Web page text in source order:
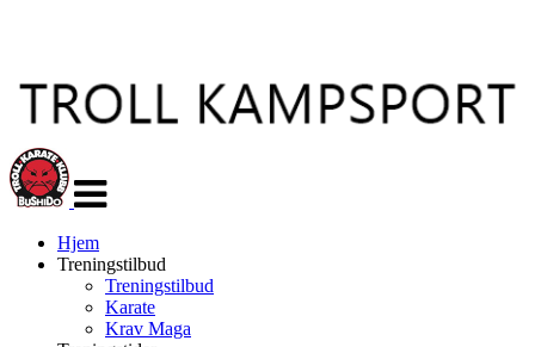
navigasjon
Hjem
Treningstilbud
Treningstilbud
Karate
Krav Maga